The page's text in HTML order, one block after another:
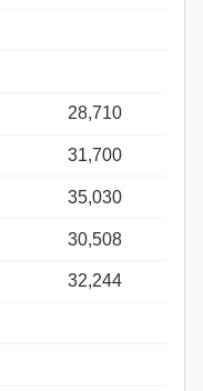
28,710
31,700
35,030
30,508
32,244